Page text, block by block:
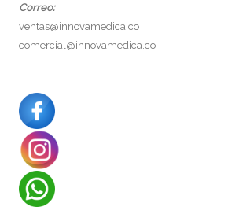
Correo:
ventas@innovamedica.co
comercial@innovamedica.co